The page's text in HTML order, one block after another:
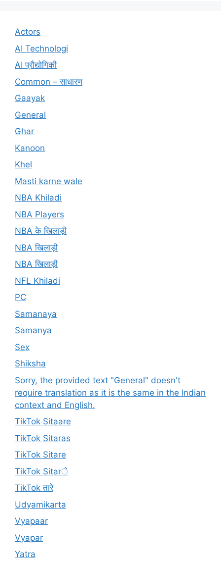
Actors
AI Technologi
AI प्रौद्योगिकी
Common – साधारण
Gaayak
General
Ghar
Kanoon
Khel
Masti karne wale
NBA Khiladi
NBA Players
NBA के खिलाड़ी
NBA खिलाड़ी
NBA खिलाड़ी
NFL Khiladi
PC
Samanaya
Samanya
Sex
Shiksha
Sorry, the provided text "General" doesn't
require translation as it is the same in the Indian
context and English.
TikTok Sitaare
TikTok Sitaras
TikTok Sitare
TikTok Sitarे
TikTok तारे
Udyamikarta
Vyapaar
Vyapar
Yatra